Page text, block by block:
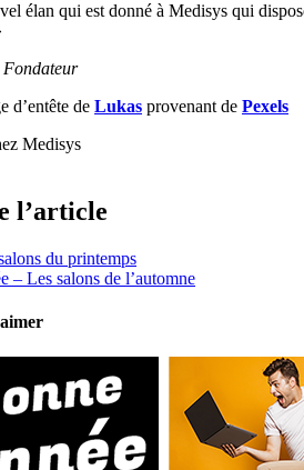
élan qui est donné à Medisys qui
d’entête de Lukas provenant de Pexels
Medisys
l’article
du printemps
– Les salons de l’automne